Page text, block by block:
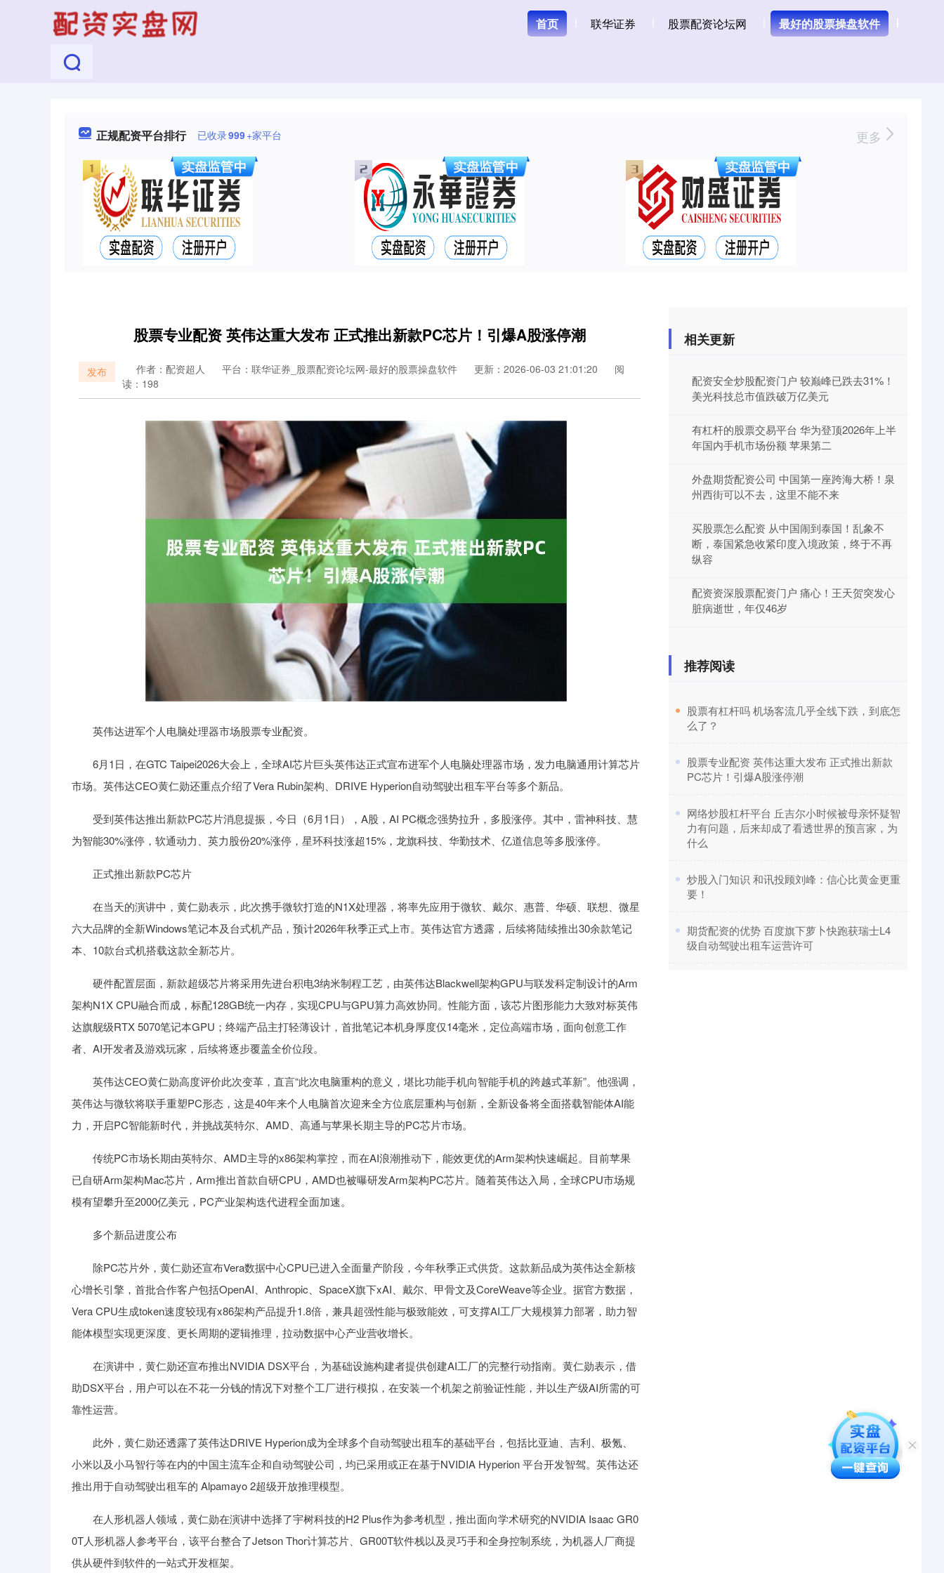
首页 联华证券 股票配资论坛网 最好的股票操盘软件
正规配资平台排行 已收录999+家平台 更多
股票专业配资 英伟达重大发布 正式推出新款PC芯片！引爆A股涨停潮
发布 作者：配资超人 平台：联华证券_股票配资论坛网-最好的股票操盘软件 更新：2026-06-03 21:01:20
阅
读：198
英伟达进军个人电脑处理器市场股票专业配资。
6月1日，在GTC Taipei2026大会上，全球AI芯片巨头英伟达正式宣布进军个人电脑处理器市场，发力电脑通用计算芯片
市场。英伟达CEO黄仁勋还重点介绍了Vera Rubin架构、DRIVE Hyperion自动驾驶出租车平台等多个新品。
受到英伟达推出新款PC芯片消息提振，今日（6月1日），A股，AI PC概念强势拉升，多股涨停。其中，雷神科技、慧
为智能30%涨停，软通动力、英力股份20%涨停，星环科技涨超15%，龙旗科技、华勤技术、亿道信息等多股涨停。
正式推出新款PC芯片
在当天的演讲中，黄仁勋表示，此次携手微软打造的N1X处理器，将率先应用于微软、戴尔、惠普、华硕、联想、微星
六大品牌的全新Windows笔记本及台式机产品，预计2026年秋季正式上市。英伟达官方透露，后续将陆续推出30余款笔记
本、10款台式机搭载这款全新芯片。
硬件配置层面，新款超级芯片将采用先进台积电3纳米制程工艺，由英伟达Blackwell架构GPU与联发科定制设计的Arm
架构N1X CPU融合而成，标配128GB统一内存，实现CPU与GPU算力高效协同。性能方面，该芯片图形能力大致对标英伟
达旗舰级RTX 5070笔记本GPU；终端产品主打轻薄设计，首批笔记本机身厚度仅14毫米，定位高端市场，面向创意工作
者、AI开发者及游戏玩家，后续将逐步覆盖全价位段。
英伟达CEO黄仁勋高度评价此次变革，直言“此次电脑重构的意义，堪比功能手机向智能手机的跨越式革新”。他强调，
英伟达与微软将联手重塑PC形态，这是40年来个人电脑首次迎来全方位底层重构与创新，全新设备将全面搭载智能体AI能
力，开启PC智能新时代，并挑战英特尔、AMD、高通与苹果长期主导的PC芯片市场。
传统PC市场长期由英特尔、AMD主导的x86架构掌控，而在AI浪潮推动下，能效更优的Arm架构快速崛起。目前苹果
已自研Arm架构Mac芯片，Arm推出首款自研CPU，AMD也被曝研发Arm架构PC芯片。随着英伟达入局，全球CPU市场规
模有望攀升至2000亿美元，PC产业架构迭代进程全面加速。
多个新品进度公布
除PC芯片外，黄仁勋还宣布Vera数据中心CPU已进入全面量产阶段，今年秋季正式供货。这款新品成为英伟达全新核
心增长引擎，首批合作客户包括OpenAI、Anthropic、SpaceX旗下xAI、戴尔、甲骨文及CoreWeave等企业。据官方数据，
Vera CPU生成token速度较现有x86架构产品提升1.8倍，兼具超强性能与极致能效，可支撑AI工厂大规模算力部署，助力智
能体模型实现更深度、更长周期的逻辑推理，拉动数据中心产业营收增长。
在演讲中，黄仁勋还宣布推出NVIDIA DSX平台，为基础设施构建者提供创建AI工厂的完整行动指南。黄仁勋表示，借
助DSX平台，用户可以在不花一分钱的情况下对整个工厂进行模拟，在安装一个机架之前验证性能，并以生产级AI所需的可
靠性运营。
此外，黄仁勋还透露了英伟达DRIVE Hyperion成为全球多个自动驾驶出租车的基础平台，包括比亚迪、吉利、极氪、
小米以及小马智行等在内的中国主流车企和自动驾驶公司，均已采用或正在基于NVIDIA Hyperion 平台开发智驾。英伟达还
推出用于自动驾驶出租车的 Alpamayo 2超级开放推理模型。
在人形机器人领域，黄仁勋在演讲中选择了宇树科技的H2 Plus作为参考机型，推出面向学术研究的NVIDIA Isaac GR0
0T人形机器人参考平台，该平台整合了Jetson Thor计算芯片、GR00T软件栈以及灵巧手和全身控制系统，为机器人厂商提
供从硬件到软件的一站式开发框架。
相关更新
配资安全炒股配资门户 较巅峰已跌去31%！
美光科技总市值跌破万亿美元
有杠杆的股票交易平台 华为登顶2026年上半
年国内手机市场份额 苹果第二
外盘期货配资公司 中国第一座跨海大桥！泉
州西街可以不去，这里不能不来
买股票怎么配资 从中国闹到泰国！乱象不
断，泰国紧急收紧印度入境政策，终于不再
纵容
配资资深股票配资门户 痛心！王天贺突发心
脏病逝世，年仅46岁
推荐阅读
​股票有杠杆吗 机场客流几乎全线下跌，到底怎
么了？
​股票专业配资 英伟达重大发布 正式推出新款
PC芯片！引爆A股涨停潮
​网络炒股杠杆平台 丘吉尔小时候被母亲怀疑智
力有问题，后来却成了看透世界的预言家，为
什么
​炒股入门知识 和讯投顾刘峰：信心比黄金更重
要！
​期货配资的优势 百度旗下萝卜快跑获瑞士L4
级自动驾驶出租车运营许可